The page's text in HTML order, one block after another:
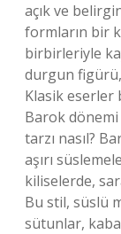
açık ve
formların bir
birbirleriyle
durgun
Klasik eserler
Barok
tarzı nasıl?
aşırı
kiliselerde,
Bu stil, süslü
sütunlar,